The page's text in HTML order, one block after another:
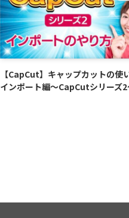
【CapCut】キャップカットの使
インポート編〜CapCutシリーズ